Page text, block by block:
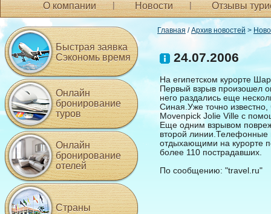
О компании Новости Отзывы
Главная /Архив новостей >
24.07.2006
На египетском курорте
Первый взрыв произошел
него раздались еще
Синая.Уже точно
Movenpick Jolie Ville с
Еще одним взрывом
второй линии.Телефонные
отдыхающими на курорте
более 110 пострадавших.
По сообщению: "travel.ru"
Быстрая заявка
Сэкономь время
Онлайн
бронирование
туров
Онлайн
бронирование
отелей
Страны